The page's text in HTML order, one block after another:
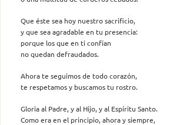
Que éste sea hoy nuestro sacrificio,
y que sea agradable en tu presencia:
porque los que en ti confían
no quedan defraudados.
Ahora te seguimos de todo corazón,
te respetamos y buscamos tu rostro.
Gloria al Padre, y al Hijo, y al Espíritu Santo.
Como era en el principio, ahora y siempre,